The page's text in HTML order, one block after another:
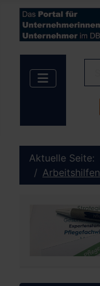
Aktuelle Seite:
Arbeitshilfen